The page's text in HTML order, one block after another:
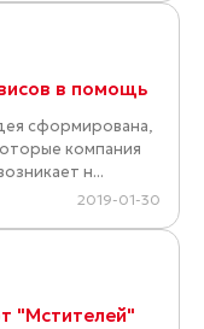
в помощь
сформирована,
компания
н...
2019-01-30
"Мстителей"